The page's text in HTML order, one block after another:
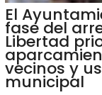
El
fase del
Libertad
vecinos y
municipal